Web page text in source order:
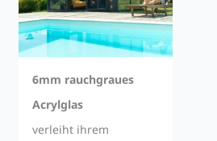
6mm rauchgraues
Acrylglas
verleiht ihrem